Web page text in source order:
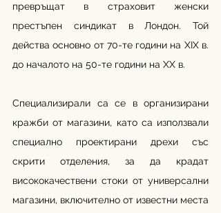
превръщат в страховит женски
престъпен синдикат в Лондон. Той
действа основно от 70-те години на XIX в.
до началото на 50-те години на XX в.
Специализирали са се в организирани
кражби от магазини, като са използвали
специално проектирани дрехи със
скрити отделения, за да крадат
висококачествени стоки от универсални
магазини, включително от известни места